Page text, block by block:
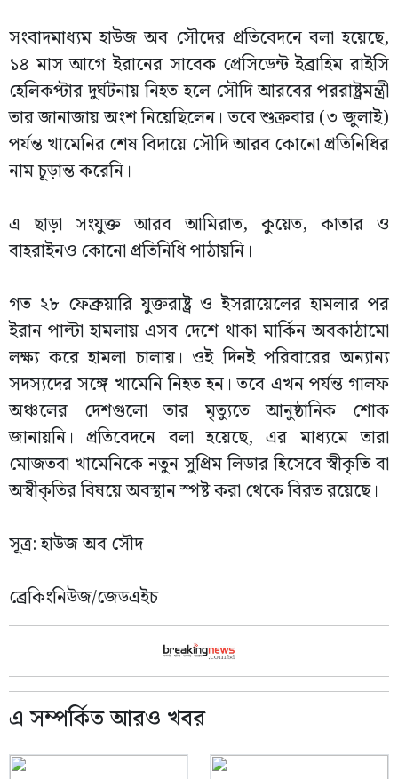
সংবাদমাধ্যম হাউজ অব সৌদের প্রতিবেদনে বলা হয়েছে,
১৪ মাস আগে ইরানের সাবেক প্রেসিডেন্ট ইব্রাহিম রাইসি
হেলিকপ্টার দুর্ঘটনায় নিহত হলে সৌদি আরবের পররাষ্ট্রমন্ত্রী
তার জানাজায় অংশ নিয়েছিলেন। তবে শুক্রবার (৩ জুলাই)
পর্যন্ত খামেনির শেষ বিদায়ে সৌদি আরব কোনো প্রতিনিধির
নাম চূড়ান্ত করেনি।
এ ছাড়া সংযুক্ত আরব আমিরাত, কুয়েত, কাতার ও
বাহরাইনও কোনো প্রতিনিধি পাঠায়নি।
গত ২৮ ফেব্রুয়ারি যুক্তরাষ্ট্র ও ইসরায়েলের হামলার পর
ইরান পাল্টা হামলায় এসব দেশে থাকা মার্কিন অবকাঠামো
লক্ষ্য করে হামলা চালায়। ওই দিনই পরিবারের অন্যান্য
সদস্যদের সঙ্গে খামেনি নিহত হন। তবে এখন পর্যন্ত গালফ
অঞ্চলের দেশগুলো তার মৃত্যুতে আনুষ্ঠানিক শোক
জানায়নি। প্রতিবেদনে বলা হয়েছে, এর মাধ্যমে তারা
মোজতবা খামেনিকে নতুন সুপ্রিম লিডার হিসেবে স্বীকৃতি বা
অস্বীকৃতির বিষয়ে অবস্থান স্পষ্ট করা থেকে বিরত রয়েছে।
সূত্র: হাউজ অব সৌদ
ব্রেকিংনিউজ/জেডএইচ
এ সম্পর্কিত আরও খবর